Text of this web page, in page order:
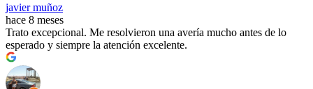
javier muñoz
hace 8 meses
Trato excepcional. Me resolvieron una avería mucho antes de lo
esperado y siempre la atención excelente.